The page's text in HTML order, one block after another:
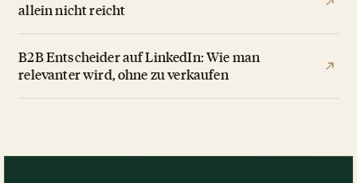
allein nicht reicht
B2B Entscheider auf LinkedIn: Wie man
relevanter wird, ohne zu verkaufen